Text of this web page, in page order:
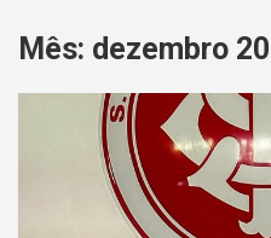
Mês: dezembro